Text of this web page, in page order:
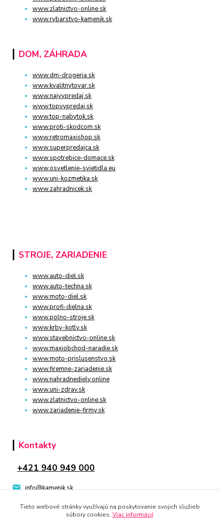
www.zlatnictvo-online.sk
www.rybarstvo-kamenik.sk
DOM, ZÁHRADA
www.dm-drogeria.sk
www.kvalitnytovar.sk
www.najvypredaj.sk
www.topvypredaj.sk
www.top-nabytok.sk
www.proti-skodcom.sk
www.retromaxishop.sk
www.superpredajca.sk
www.spotrebice-domace.sk
www.osvetlenie-svietidla.eu
www.uni-kozmetika.sk
www.zahradnicek.sk
STROJE, ZARIADENIE
www.auto-diel.sk
www.auto-techna.sk
www.moto-diel.sk
www.profi-dielna.sk
www.polno-stroje.sk
www.krby-kotly.sk
www.stavebnictvo-online.sk
www.maxiobchod-naradie.sk
www.moto-prislusenstvo.sk
www.firemne-zariadenie.sk
www.nahradnediely.online
www.uni-zdrav.sk
www.zlatnictvo-online.sk
www.zariadenie-firmy.sk
Kontakty
+421 940 949 000
info@kamenik.sk
Tieto webové stránky využívajú na poskytovanie svojich služieb
súbory cookies. Viac informácií.